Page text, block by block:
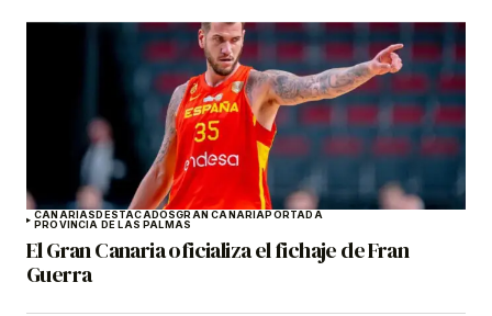
CANARIASDESTACADOSGRAN CANARIAPORTADA
PROVINCIA DE LAS PALMAS
El Gran Canaria oficializa el fichaje de Fran
Guerra